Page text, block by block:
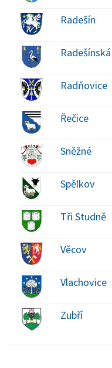
Radešín
Radňovice
Řečice
Sněžné
Spělkov
Tři Studně
Věcov
Vlachovice
Zubří